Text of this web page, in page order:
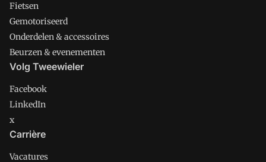
Fietsen
Gemotoriseerd
Onderdelen & accessoires
Beurzen & evenementen
Volg Tweewieler
Facebook
LinkedIn
x
Carrière
Vacatures